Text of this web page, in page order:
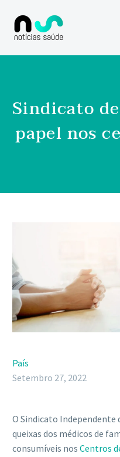
Sindicato
papel nos
País
Setembro 27, 2022
O Sindicato Independente
queixas dos médicos de
consumíveis nos Centros